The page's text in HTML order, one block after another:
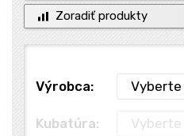
Zoradiť produkty
Výrobca:
Kubatúra: